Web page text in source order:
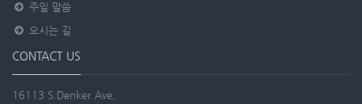
주일 말씀
오시는 길
CONTACT US
16113 S.Denker Ave,